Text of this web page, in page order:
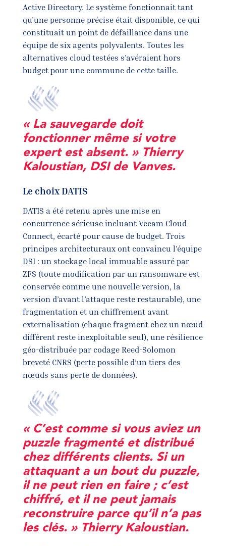
Active Directory. Le système fonctionnait tant
qu’une personne précise était disponible, ce qui
constituait un point de défaillance dans une
équipe de six agents polyvalents. Toutes les
alternatives cloud testées s’avéraient hors
budget pour une commune de cette taille.
« La sauvegarde doit
fonctionner même si votre
expert est absent. » Thierry
Kaloustian, DSI de Vanves.
Le choix DATIS
DATIS a été retenu après une mise en
concurrence sérieuse incluant Veeam Cloud
Connect, écarté pour cause de budget. Trois
principes architecturaux ont convaincu l’équipe
DSI : un stockage local immuable assuré par
ZFS (toute modification par un ransomware est
conservée comme une nouvelle version, la
version d’avant l’attaque reste restaurable), une
fragmentation et un chiffrement avant
externalisation (chaque fragment chez un nœud
différent reste inexploitable seul), une résilience
géo-distribuée par codage Reed-Solomon
breveté CNRS (perte possible d’un tiers des
nœuds sans perte de données).
« C’est comme si vous aviez un
puzzle fragmenté et distribué
chez différents clients. Si un
attaquant a un bout du puzzle,
il ne peut rien en faire ; c’est
chiffré, et il ne peut jamais
reconstruire parce qu’il n’a pas
les clés. » Thierry Kaloustian.